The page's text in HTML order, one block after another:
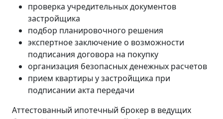
проверка учредительных документов
застройщика
подбор планировочного решения
экспертное заключение о возможности
подписания договора на покупку
организация безопасных денежных расчетов
прием квартиры у застройщика при
подписании акта передачи
Аттестованный ипотечный брокер в ведущих